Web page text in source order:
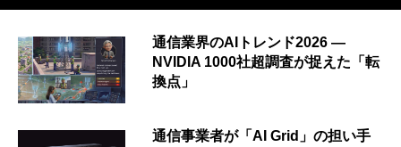
通信業界のAIトレンド2026 ―
NVIDIA 1000社超調査が捉えた「転
換点」
通信事業者が「AI Grid」の担い手